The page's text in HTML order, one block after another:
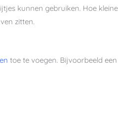
kunnen gebruiken. Hoe
zitten.
toe te voegen. Bijvoorbeeld een